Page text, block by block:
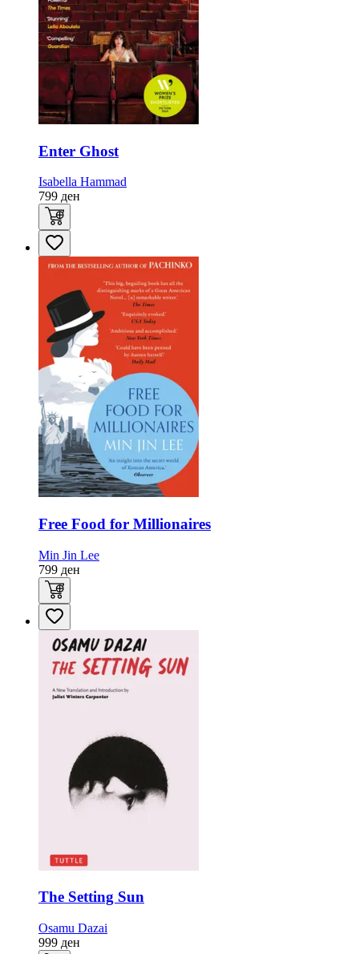
Enter Ghost
Isabella Hammad
799 ден
Free Food for Millionaires
Min Jin Lee
799 ден
The Setting Sun
Osamu Dazai
999 ден